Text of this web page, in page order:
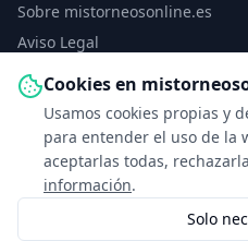
Cookies en
Usamos cookies propias y
para entender el uso de la
aceptarlas todas,
información.
Solo
Sobre mistorneosonline.es
Aviso Legal
Política de Privacidad
Política de Cookies
Configurar cookies
Contacto
info@mistorneosonline.es